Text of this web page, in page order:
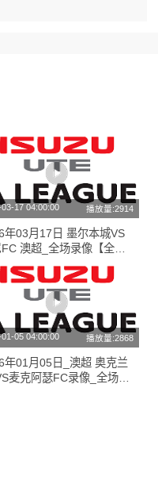
17 04:00:00 播放量:2914
年03月17日 墨尔本城VS
澳超_全场录像【全场
】
05 04:00:00 播放量:2868
年01月05日_澳超 奥克兰
麦克阿瑟FC录像_全场录